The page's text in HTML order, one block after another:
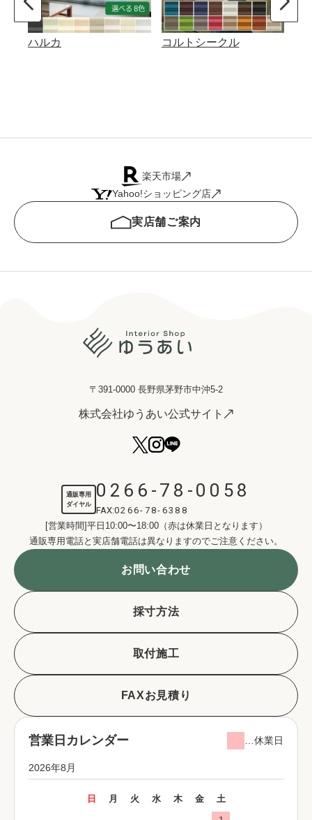
ハルカ コルトシークル
楽天市場
Yahoo!ショッピング店
実店舗ご案内
〒391-0000 長野県茅野市中沖5-2
株式会社ゆうあい公式サイト
通販専用
ダイヤル
0266-78-0058
FAX:0266-78-6388
[営業時間]平日10:00〜18:00（赤は休業日となります）
通販専用電話と実店舗電話は異なりますのでご注意ください。
お問い合わせ
採寸方法
取付施工
FAXお見積り
営業日カレンダー …休業日
2026年8月
日 月 火 水 木 金 土